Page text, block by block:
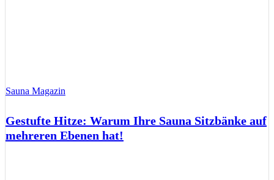
Sauna Magazin
Gestufte Hitze: Warum Ihre Sauna Sitzbänke auf
mehreren Ebenen hat!